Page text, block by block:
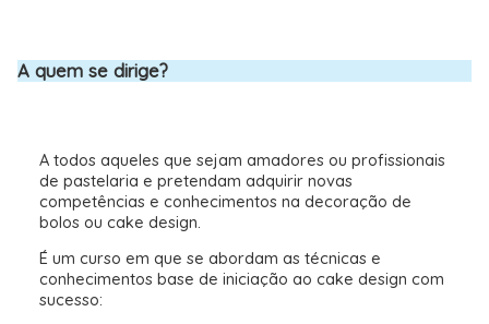
A quem se dirige?
A todos aqueles que sejam amadores ou profissionais
de pastelaria e pretendam adquirir novas
competências e conhecimentos na decoração de
bolos ou cake design.
É um curso em que se abordam as técnicas e
conhecimentos base de iniciação ao cake design com
sucesso: